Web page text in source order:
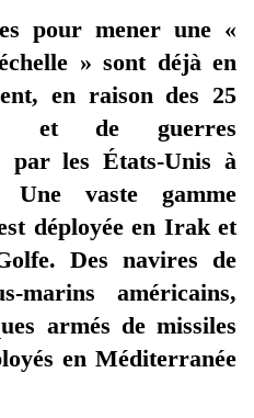
pour mener une «
» sont déjà en
en raison des 25
et de guerres
par les États-Unis à
vaste gamme
déployée en Irak et
Des navires de
marins américains,
armés de missiles
en Méditerranée